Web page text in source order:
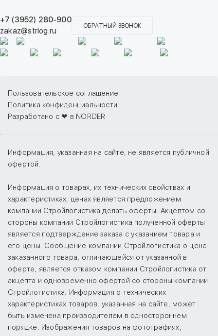
+7 (3952) 280-900
zakaz@strlog.ru
ОБРАТНЫЙ ЗВОНОК
Пользовательское соглашение
Политика конфиденциальности
Разработано с ❤ в NORDER
Информация, указанная на сайте, не является публичной
офертой.
Информация о товарах, их технических свойствах и
характеристиках, ценах является предложением
компании Стройлогистика делать оферты. Акцептом со
стороны компании Стройлогистика полученной оферты
является подтверждение заказа с указанием товара и
его цены. Сообщение компании Стройлогистика о цене
заказанного товара, отличающейся от указанной в
оферте, является отказом компании Стройлогистика от
акцепта и одновременно офертой со стороны компании
Стройлогистика. Информация о технических
характеристиках товаров, указанная на сайте, может
быть изменена производителем в одностороннем
порядке. Изображения товаров на фотографиях,